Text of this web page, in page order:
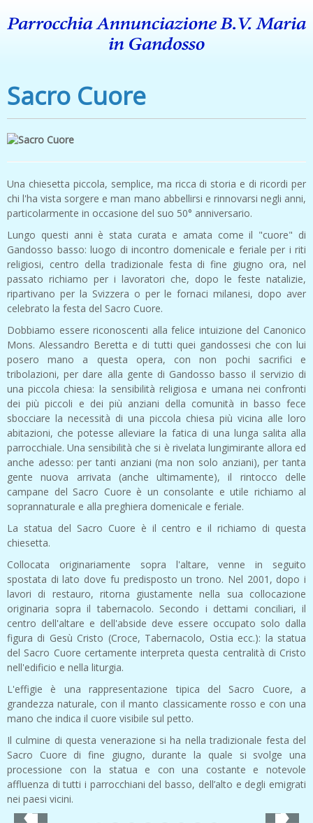
Sacro Cuore
Una chiesetta piccola, semplice, ma ricca di storia e di ricordi per
chi l'ha vista sorgere e man mano abbellirsi e rinnovarsi negli anni,
particolarmente in occasione del suo 50° anniversario.
Lungo questi anni è stata curata e amata come il "cuore" di
Gandosso basso: luogo di incontro domenicale e feriale per i riti
religiosi, centro della tradizionale festa di fine giugno ora, nel
passato richiamo per i lavoratori che, dopo le feste natalizie,
ripartivano per la Svizzera o per le fornaci milanesi, dopo aver
celebrato la festa del Sacro Cuore.
Dobbiamo essere riconoscenti alla felice intuizione del Canonico
Mons. Alessandro Beretta e di tutti quei gandossesi che con lui
posero mano a questa opera, con non pochi sacrifici e
tribolazioni, per dare alla gente di Gandosso basso il servizio di
una piccola chiesa: la sensibilità religiosa e umana nei confronti
dei più piccoli e dei più anziani della comunità in basso fece
sbocciare la necessità di una piccola chiesa più vicina alle loro
abitazioni, che potesse alleviare la fatica di una lunga salita alla
parrocchiale. Una sensibilità che si è rivelata lungimirante allora ed
anche adesso: per tanti anziani (ma non solo anziani), per tanta
gente nuova arrivata (anche ultimamente), il rintocco delle
campane del Sacro Cuore è un consolante e utile richiamo al
soprannaturale e alla preghiera domenicale e feriale.
La statua del Sacro Cuore è il centro e il richiamo di questa
chiesetta.
Collocata originariamente sopra l'altare, venne in seguito
spostata di lato dove fu predisposto un trono. Nel 2001, dopo i
lavori di restauro, ritorna giustamente nella sua collocazione
originaria sopra il tabernacolo. Secondo i dettami conciliari, il
centro dell'altare e dell'abside deve essere occupato solo dalla
figura di Gesù Cristo (Croce, Tabernacolo, Ostia ecc.): la statua
del Sacro Cuore certamente interpreta questa centralità di Cristo
nell'edificio e nella liturgia.
L'effigie è una rappresentazione tipica del Sacro Cuore, a
grandezza naturale, con il manto classicamente rosso e con una
mano che indica il cuore visibile sul petto.
Il culmine di questa venerazione si ha nella tradizionale festa del
Sacro Cuore di fine giugno, durante la quale si svolge una
processione con la statua e con una costante e notevole
affluenza di tutti i parrocchiani del basso, dell’alto e degli emigrati
nei paesi vicini.